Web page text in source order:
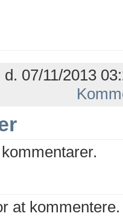
d. 07/11/2013
at kommentere.